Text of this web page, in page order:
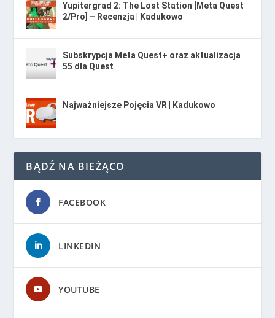
Yupitergrad 2: The Lost Station [Meta Quest
2/Pro] – Recenzja | Kadukowo
Subskrypcja Meta Quest+ oraz aktualizacja
55 dla Quest
Najważniejsze Pojęcia VR | Kadukowo
BĄDŹ NA BIEŻĄCO
FACEBOOK
LINKEDIN
YOUTUBE